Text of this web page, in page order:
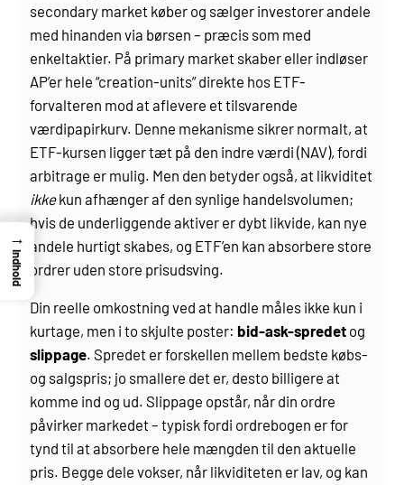
secondary market køber og sælger investorer andele
med hinanden via børsen – præcis som med
enkeltaktier. På primary market skaber eller indløser
AP’er hele “creation-units” direkte hos ETF-
forvalteren mod at aflevere et tilsvarende
værdipapirkurv. Denne mekanisme sikrer normalt, at
ETF-kursen ligger tæt på den indre værdi (NAV), fordi
arbitrage er mulig. Men den betyder også, at likviditet
ikkekun afhænger af den synlige handelsvolumen;
hvis de underliggende aktiver er dybt likvide, kan nye
andele hurtigt skabes, og ETF’en kan absorbere store
ordrer uden store prisudsving.
Din reelle omkostning ved at handle måles ikke kun i
kurtage, men i to skjulte poster:bid-ask-spredet og
slippage. Spredet er forskellen mellem bedste købs-
og salgspris; jo smallere det er, desto billigere at
komme ind og ud. Slippage opstår, når din ordre
påvirker markedet – typisk fordi ordrebogen er for
tynd til at absorbere hele mængden til den aktuelle
pris. Begge dele vokser, når likviditeten er lav, og kan
→
Indhold